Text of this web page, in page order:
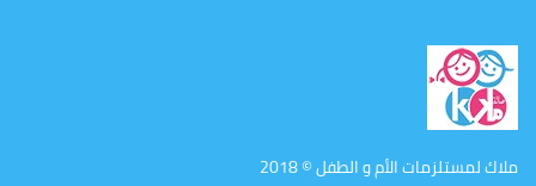
ملاك لمستلزمات الأم و الطفل © 2018